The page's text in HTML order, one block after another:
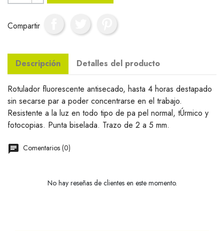
Compartir
Descripción Detalles del producto
Rotulador fluorescente antisecado, hasta 4 horas destapado
sin secarse par a poder concentrarse en el trabajo.
Resistente a la luz en todo tipo de pa pel normal, tÚrmico y
fotocopias. Punta biselada. Trazo de 2 a 5 mm.
Comentarios (0)
No hay reseñas de clientes en este momento.